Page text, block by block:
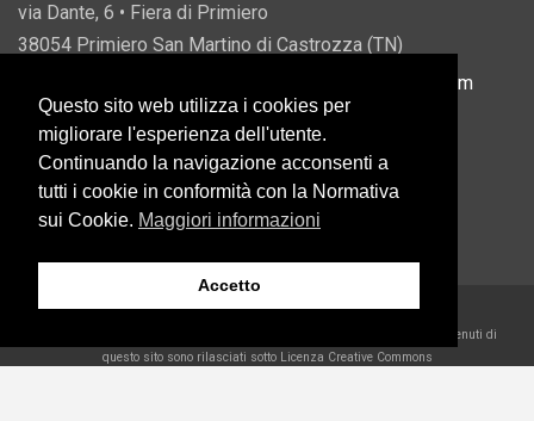
via Dante, 6 • Fiera di Primiero
38054 Primiero San Martino di Castrozza (TN)
info@usprimiero.com
Vantaggi da Pubblica Amministrazione
Eccetto dove diversamente specificato, i contenuti di
questo sito sono rilasciati sotto Licenza Creative Commons
Questo sito web utilizza i cookies per
migliorare l'esperienza dell'utente.
Continuando la navigazione acconsenti a
tutti i cookie in conformità con la Normativa
sui Cookie. Maggiori informazioni
Accetto